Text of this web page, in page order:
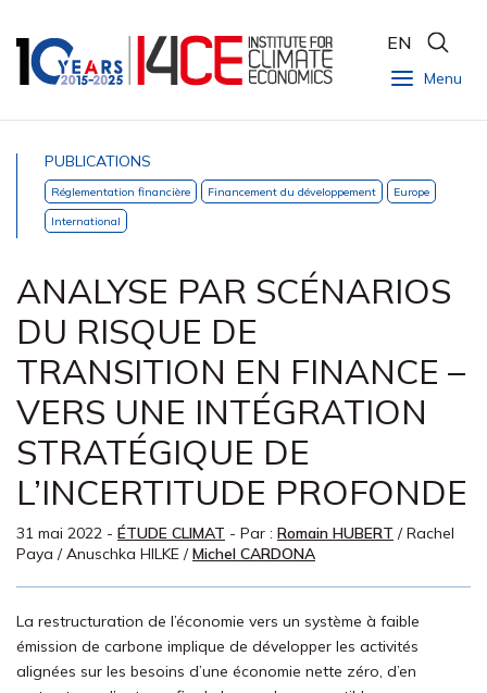
Menu
EN
PUBLICATIONS
Réglementation financière Financement du développement
Europe
International
ANALYSE PAR SCÉNARIOS
DU RISQUE DE
TRANSITION EN FINANCE –
VERS UNE INTÉGRATION
STRATÉGIQUE DE
L’INCERTITUDE PROFONDE
31 mai 2022 - ÉTUDE CLIMAT - Par : Romain HUBERT /Rachel
Paya /Anuschka HILKE /Michel CARDONA
La restructuration de l’économie vers un système à faible
émission de carbone implique de développer les activités
alignées sur les besoins d’une économie nette zéro, d’en